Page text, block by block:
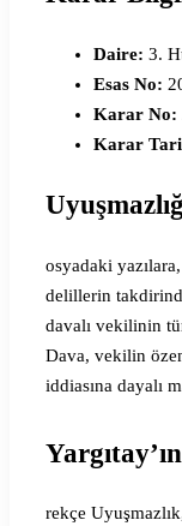
Daire: 3.
Esas No:
Karar No:
Karar
osyadaki
delillerin
davalı vekilinin
Dava, vekilin
iddiasına dayalı
rekçe